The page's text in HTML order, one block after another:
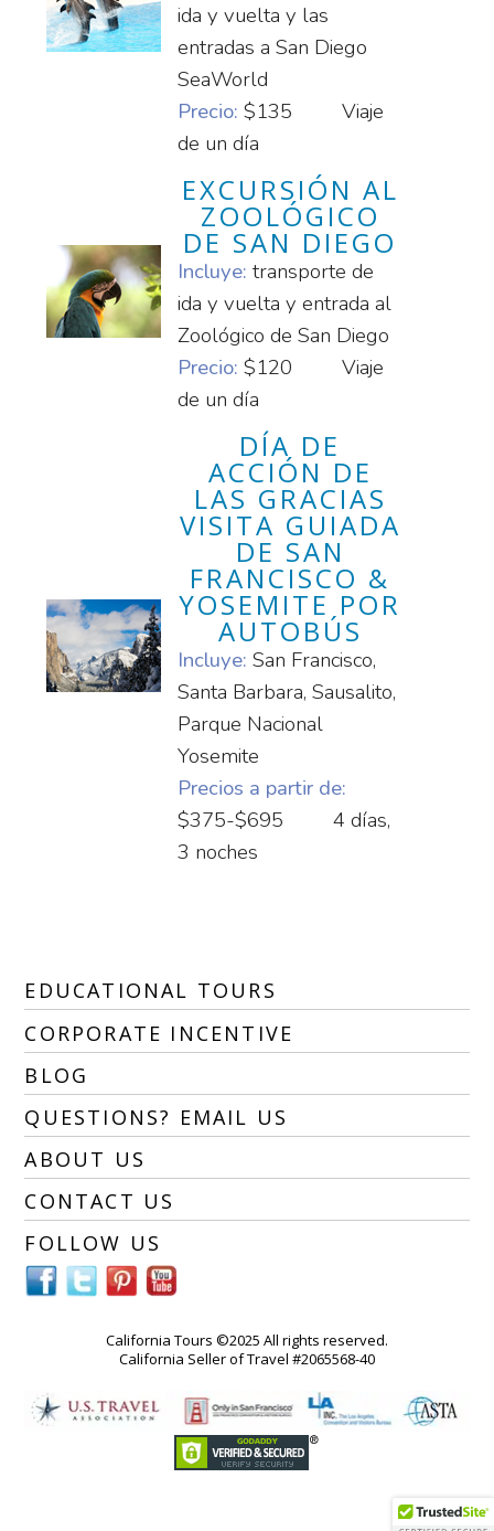
ida y vuelta y las
entradas a San Diego
SeaWorld
Precio: $135
Viaje
de un día
EXCURSIÓN AL
ZOOLÓGICO
DE SAN DIEGO
Incluye:transporte de
ida y vuelta y entrada al
Zoológico de San Diego
Precio: $120
Viaje
de un día
DÍA DE
ACCIÓN DE
LAS GRACIAS
VISITA GUIADA
DE SAN
FRANCISCO &
YOSEMITE POR
AUTOBÚS
Incluye:San Francisco,
Santa Barbara, Sausalito,
Parque Nacional
Yosemite
Precios a partir de:
$375-$695
4 días,
3 noches
EDUCATIONAL TOURS
CORPORATE INCENTIVE
BLOG
QUESTIONS? EMAIL US
ABOUT US
CONTACT US
FOLLOW US
California Tours ©2025 All rights reserved.
California Seller of Travel #2065568-40